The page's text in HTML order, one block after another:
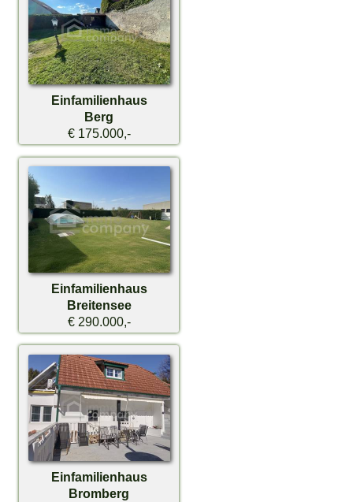
Einfamilienhaus
Berg
€ 175.000,-
Einfamilienhaus
Breitensee
€ 290.000,-
Einfamilienhaus
Bromberg